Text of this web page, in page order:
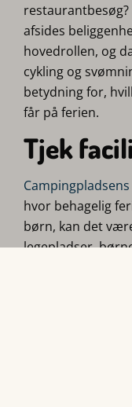
afsides
hovedrollen, og
cykling og
betydning for,
får på ferien.
Tjek
Campingpladsens
hvor behagelig
børn, kan det
legepladser,